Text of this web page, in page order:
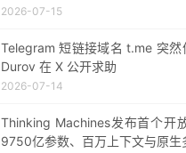
2026-07-15
Telegram 短链接域名 t.me 突
Durov 在 X 公开求助
2026-07-14
Thinking Machines发布首个开
9750亿参数、百万上下文与原生